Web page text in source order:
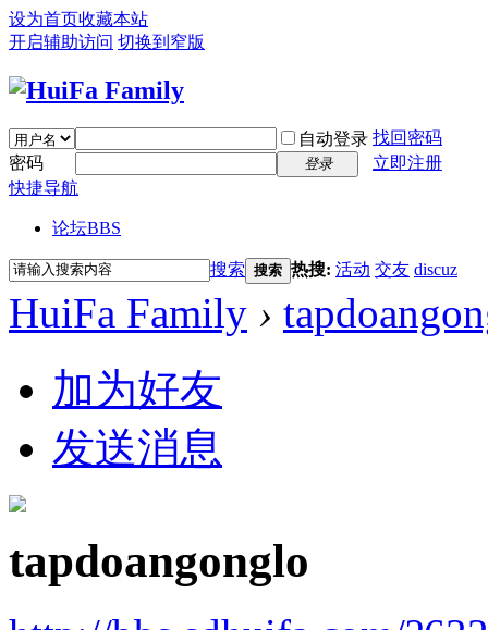
设为首页收藏本站
开启辅助访问 切换到窄版
自动登录 找回密码
密码
登录
立即注册
快捷导航
论坛BBS
搜索 搜索 热搜: 活动 交友 discuz
HuiFa Family ›
加为好友
发送消息
tapdoangonglo